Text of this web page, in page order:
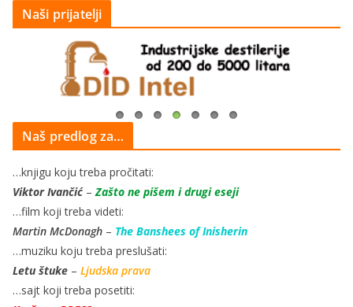
Naši prijatelji
Naš predlog za…
…knjigu koju treba pročitati:
Viktor Ivančić–Zašto ne pišem i drugi eseji
…film koji treba videti:
Martin McDonagh – The Banshees of Inisherin
…muziku koju treba preslušati:
Letu štuke – Ljudska prava
…sajt koji treba posetiti: